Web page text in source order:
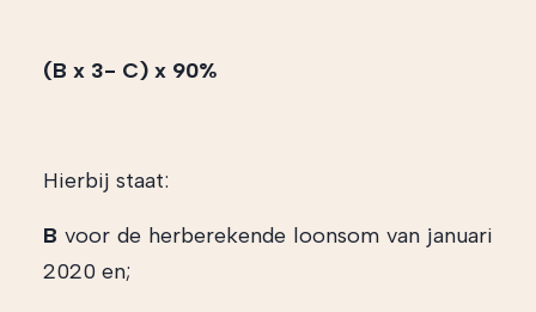
(B x 3- C) x 90%
Hierbij staat:
B voor de herberekende loonsom van januari
2020 en;